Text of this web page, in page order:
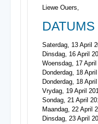
Liewe Ouers,
DATUMS
Saterdag, 13 April
Dinsdag, 16 April
Woensdag, 17
Donderdag, 18
Donderdag, 18
Vrydag, 19 April
Sondag, 21 April
Maandag, 22
Dinsdag, 23 April